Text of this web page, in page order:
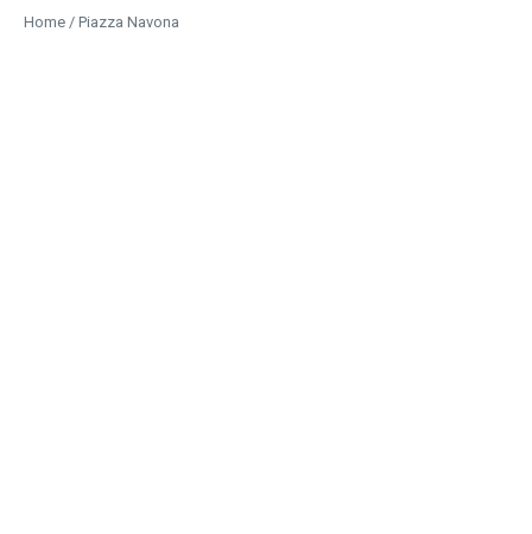
Home / Piazza Navona